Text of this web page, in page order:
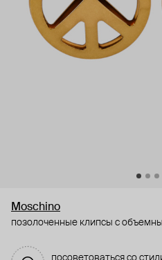
Moschino
позолоченные клипсы с
посоветоваться со